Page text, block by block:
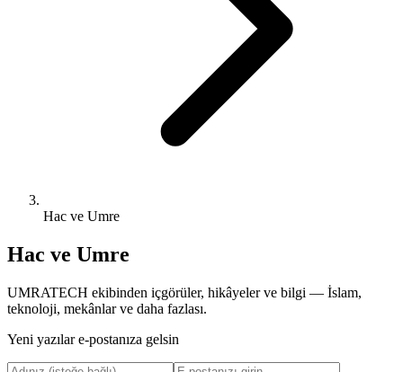
Hac ve Umre
Hac ve Umre
UMRATECH ekibinden içgörüler, hikâyeler ve bilgi — İslam,
teknoloji, mekânlar ve daha fazlası.
Yeni yazılar e-postanıza gelsin